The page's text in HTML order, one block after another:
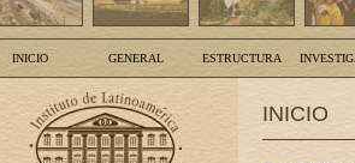
INICIO GENERAL ESTRUCTURA
INICIO